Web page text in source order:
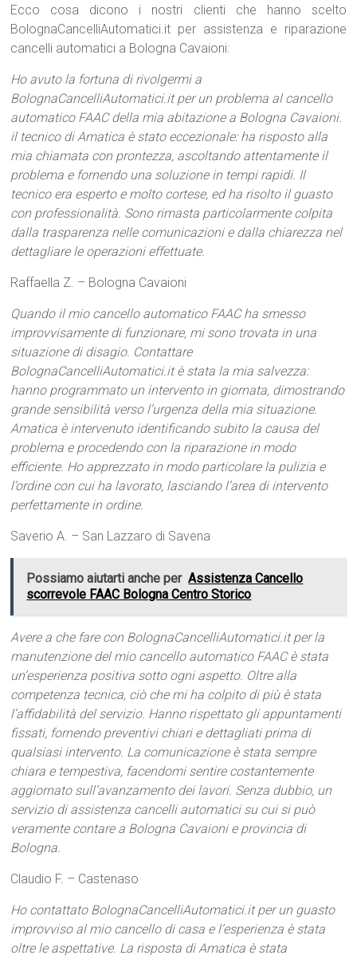
Ecco cosa dicono i nostri clienti che hanno scelto
BolognaCancelliAutomatici.it per assistenza e riparazione
cancelli automatici a Bologna Cavaioni:
Ho avuto la fortuna di rivolgermi a
BolognaCancelliAutomatici.it per un problema al cancello
automatico FAAC della mia abitazione a Bologna Cavaioni.
il tecnico di Amatica è stato eccezionale: ha risposto alla
mia chiamata con prontezza, ascoltando attentamente il
problema e fornendo una soluzione in tempi rapidi. Il
tecnico era esperto e molto cortese, ed ha risolto il guasto
con professionalità. Sono rimasta particolarmente colpita
dalla trasparenza nelle comunicazioni e dalla chiarezza nel
dettagliare le operazioni effettuate.
Raffaella Z. – Bologna Cavaioni
Quando il mio cancello automatico FAAC ha smesso
improvvisamente di funzionare, mi sono trovata in una
situazione di disagio. Contattare
BolognaCancelliAutomatici.it è stata la mia salvezza:
hanno programmato un intervento in giornata, dimostrando
grande sensibilità verso l’urgenza della mia situazione.
Amatica è intervenuto identificando subito la causa del
problema e procedendo con la riparazione in modo
efficiente. Ho apprezzato in modo particolare la pulizia e
l’ordine con cui ha lavorato, lasciando l’area di intervento
perfettamente in ordine.
Saverio A. – San Lazzaro di Savena
Possiamo aiutarti anche per Assistenza Cancello
scorrevole FAAC Bologna Centro Storico
Avere a che fare con BolognaCancelliAutomatici.it per la
manutenzione del mio cancello automatico FAAC è stata
un’esperienza positiva sotto ogni aspetto. Oltre alla
competenza tecnica, ciò che mi ha colpito di più è stata
l’affidabilità del servizio. Hanno rispettato gli appuntamenti
fissati, fornendo preventivi chiari e dettagliati prima di
qualsiasi intervento. La comunicazione è stata sempre
chiara e tempestiva, facendomi sentire costantemente
aggiornato sull’avanzamento dei lavori. Senza dubbio, un
servizio di assistenza cancelli automatici su cui si può
veramente contare a Bologna Cavaioni e provincia di
Bologna.
Claudio F. – Castenaso
Ho contattato BolognaCancelliAutomatici.it per un guasto
improvviso al mio cancello di casa e l’esperienza è stata
oltre le aspettative. La risposta di Amatica è stata